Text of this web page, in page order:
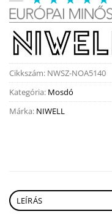
Cikkszám: NWSZ-NOA5140
Kategória: Mosdó
Márka: NIWELL
LEÍRÁS